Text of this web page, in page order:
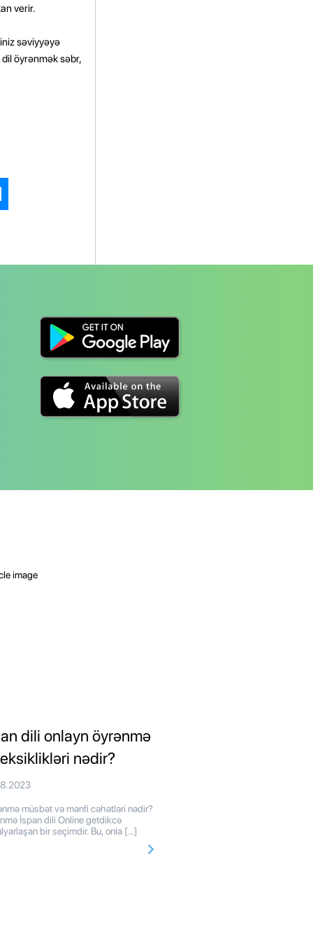
verir.
səviyyəyə
öyrənmək səbr,
dili onlayn öyrənmə
nədir?
müsbət və mənfi cəhətləri nədir?
İspan dili Online getdikcə
bir seçimdir. Bu, onla […]